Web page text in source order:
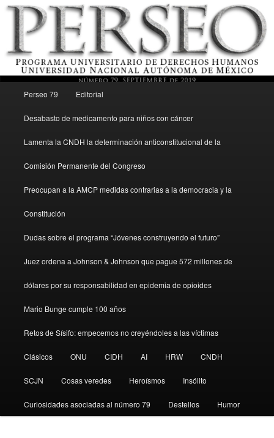
Perseo – PUDH UNAM
Ir al contenido secundario
Perseo 79 Editorial
Desabasto de medicamento para niños con cáncer
Lamenta la CNDH la determinación anticonstitucional de la
Comisión Permanente del Congreso
Preocupan a la AMCP medidas contrarias a la democracia y la
Constitución
Dudas sobre el programa “Jóvenes construyendo el futuro”
Juez ordena a Johnson & Johnson que pague 572 millones de
dólares por su responsabilidad en epidemia de opioides
Mario Bunge cumple 100 años
Retos de Sísifo: empecemos no creyéndoles a las víctimas
Clásicos ONU CIDH AI HRW CNDH
SCJN Cosas veredes Heroísmos Insólito
Curiosidades asociadas al número 79 Destellos Humor